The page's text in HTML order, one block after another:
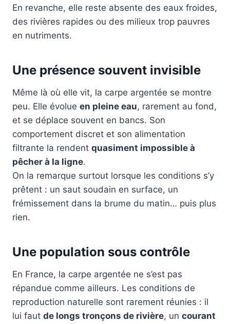
En revanche, elle reste absente des eaux froides,
des rivières rapides ou des milieux trop pauvres
en nutriments.
Une présence souvent invisible
Même là où elle vit, la carpe argentée se montre
peu. Elle évolue en pleine eau, rarement au fond,
et se déplace souvent en bancs. Son
comportement discret et son alimentation
filtrante la rendent quasiment impossible à
pêcher à la ligne.
On la remarque surtout lorsque les conditions s’y
prêtent : un saut soudain en surface, un
frémissement dans la brume du matin… puis plus
rien.
Une population sous contrôle
En France, la carpe argentée ne s’est pas
répandue comme ailleurs. Les conditions de
reproduction naturelle sont rarement réunies : il
lui faut de longs tronçons de rivière, un courant